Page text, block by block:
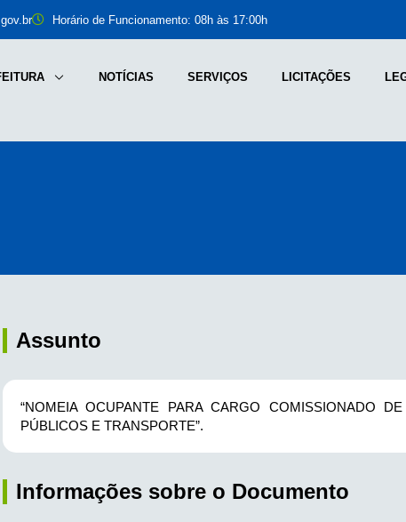
Horário de Funcionamento: 08h às 17:00h
NOTÍCIAS SERVIÇOS LICITAÇÕES
Assunto
“NOMEIA OCUPANTE PARA CARGO COMISSIONADO
PÚBLICOS E TRANSPORTE”.
Informações sobre o Documento